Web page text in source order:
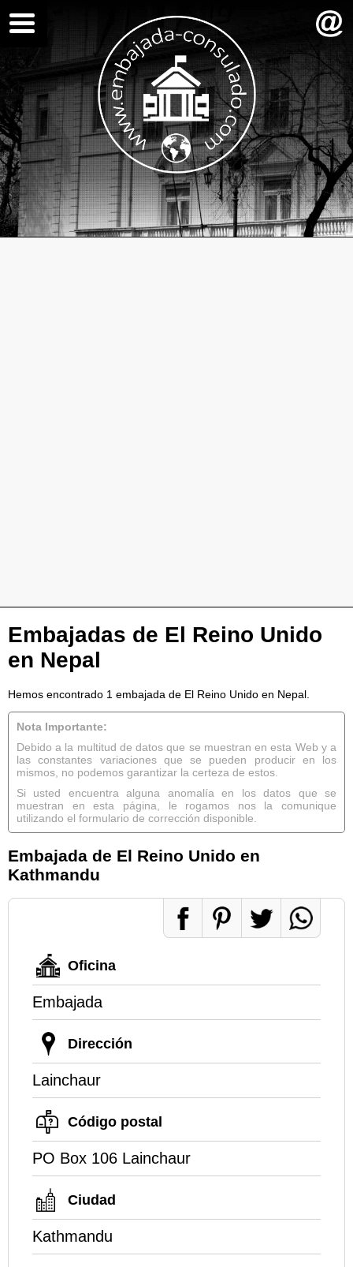
Embajadas de El Reino Unido
en Nepal
Hemos encontrado 1 embajada de El Reino Unido en Nepal.
Nota Importante:
Debido a la multitud de datos que se muestran en esta Web y a
las constantes variaciones que se pueden producir en los
mismos, no podemos garantizar la certeza de estos.
Si usted encuentra alguna anomalía en los datos que se
muestran en esta página, le rogamos nos la comunique
utilizando el formulario de corrección disponible.
Embajada de El Reino Unido en
Kathmandu
Oficina
Embajada
Dirección
Lainchaur
Código postal
PO Box 106 Lainchaur
Ciudad
Kathmandu